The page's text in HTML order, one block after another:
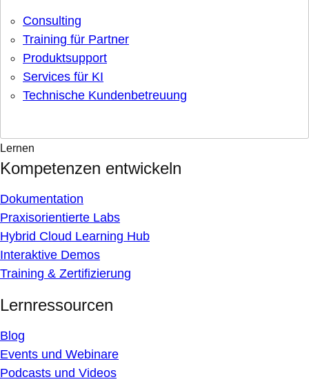
Consulting
Training für Partner
Produktsupport
Services für KI
Technische Kundenbetreuung
Lernen
Kompetenzen entwickeln
Dokumentation
Praxisorientierte Labs
Hybrid Cloud Learning Hub
Interaktive Demos
Training & Zertifizierung
Lernressourcen
Blog
Events und Webinare
Podcasts und Videos